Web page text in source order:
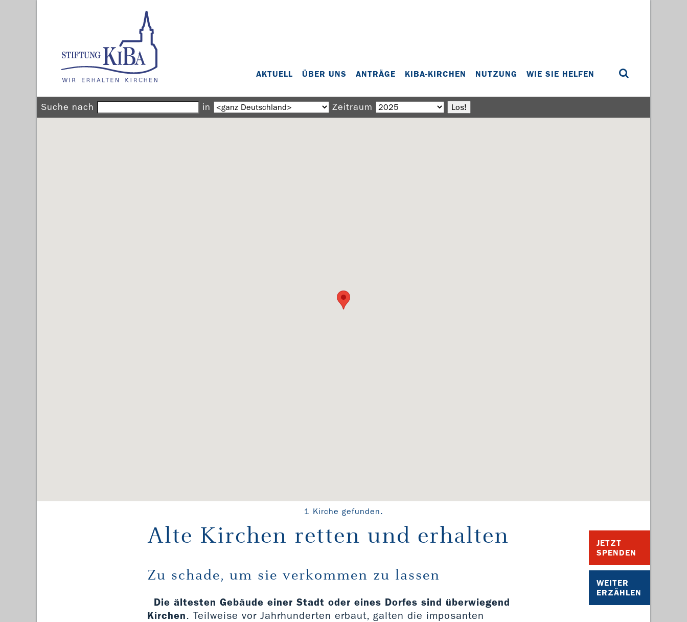
AKTUELL ÜBER UNS ANTRÄGE KIBA-KIRCHEN NUTZUNG WIE SIE HELFEN
JETZT
SPENDEN
WEITER
ERZÄHLEN
Suche nach in Zeitraum
1 Kirche gefunden.
Alte Kirchen retten und erhalten
Zu schade, um sie verkommen zu lassen
Die ältesten Gebäude einer Stadt oder eines Dorfes sind überwiegend
Kirchen. Teilweise vor Jahrhunderten erbaut, galten die imposanten